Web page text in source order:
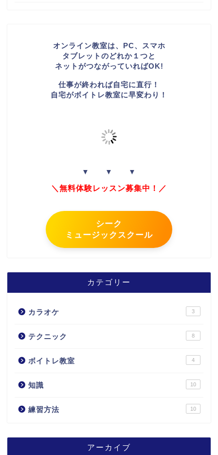
オンライン教室は、PC、スマホ
タブレットのどれか１つと
ネットがつながっていればOK!
仕事が終われば自宅に直行！
自宅がボイトレ教室に早変わり！
▼ ▼ ▼
＼無料体験レッスン募集中！／
シーク
ミュージックスクール
カテゴリー
カラオケ 3
テクニック 8
ボイトレ教室 4
知識 10
練習方法 10
アーカイブ